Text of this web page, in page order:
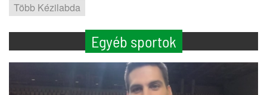
Több Kézilabda
Egyéb sportok